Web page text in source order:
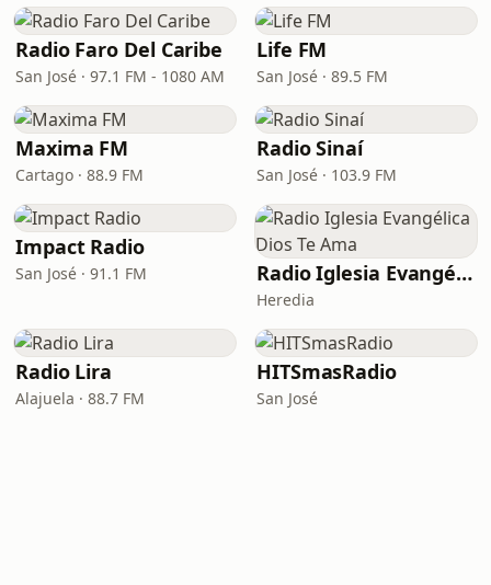
Radio Faro Del Caribe
San José · 97.1 FM - 1080 AM
Life FM
San José · 89.5 FM
Maxima FM
Cartago · 88.9 FM
Radio Sinaí
San José · 103.9 FM
Impact Radio
San José · 91.1 FM Radio Iglesia Evangélica Dios Te Ama
Heredia
Radio Lira
Alajuela · 88.7 FM
HITSmasRadio
San José